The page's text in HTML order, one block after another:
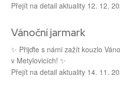
Přejít na detail aktuality 12. 12.
Vánoční jarmark
✨ Přijďte s námi zažít kouzlo
v Metylovicích! ✨
Přejít na detail aktuality 14. 11.